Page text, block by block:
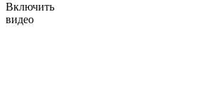
Включить
видео